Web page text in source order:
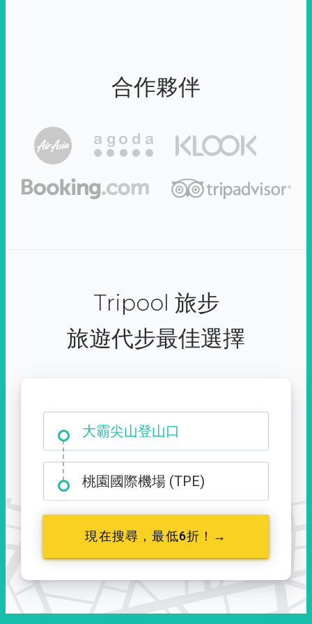
合作夥伴
Tripool 旅步
旅遊代步最佳選擇
台中市西屯區福星路 427 號
大霸尖山登山口
桃園國際機場 (TPE)
現在搜尋，最低6折！→